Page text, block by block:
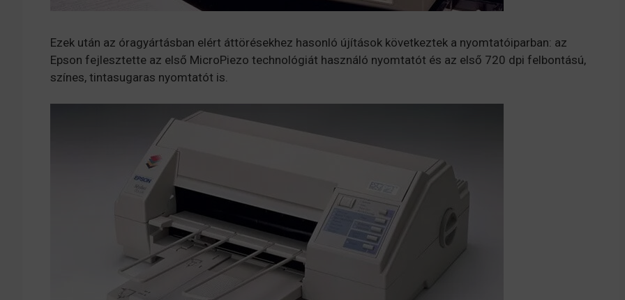
Ezek után az óragyártásban elért áttörésekhez hasonló újítások következtek a nyomtatóiparban: az
Epson fejlesztette az első MicroPiezo technológiát használó nyomtatót és az első 720 dpi felbontású,
színes, tintasugaras nyomtatót is.